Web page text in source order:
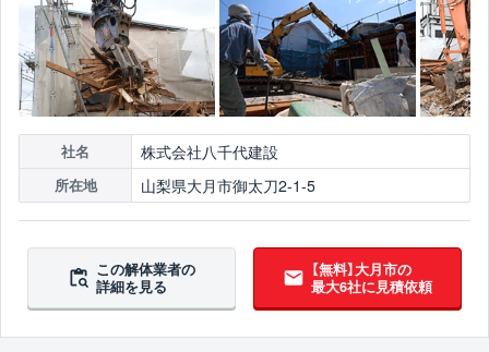
社名 株式会社八千代建設
所在地 山梨県大月市御太刀2-1-5
この解体業者の
詳細を見る
【無料】大月市の
最大6社に見積依頼